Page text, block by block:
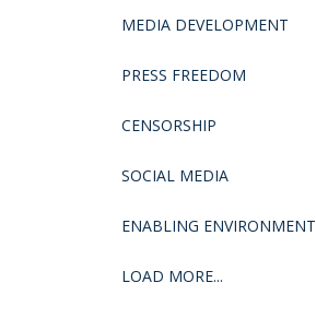
MEDIA DEVELOPMENT
PRESS FREEDOM
CENSORSHIP
SOCIAL MEDIA
ENABLING ENVIRONMENT
LOAD MORE...